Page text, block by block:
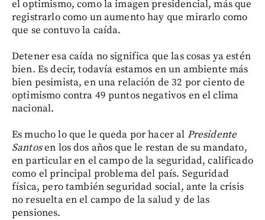
el optimismo, como la imagen presidencial, más que
registrarlo como un aumento hay que mirarlo como
que se contuvo la caída.
Detener esa caída no significa que las cosas ya estén
bien. Es decir, todavía estamos en un ambiente más
bien pesimista, en una relación de 32 por ciento de
optimismo contra 49 puntos negativos en el clima
nacional.
Es mucho lo que le queda por hacer al Presidente
Santosen los dos años que le restan de su mandato,
en particular en el campo de la seguridad, calificado
como el principal problema del país. Seguridad
física, pero también seguridad social, ante la crisis
no resuelta en el campo de la salud y de las
pensiones.